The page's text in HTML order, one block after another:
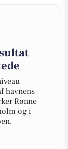
havnens
Rønne
og i